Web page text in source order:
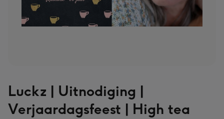
Luckz | Uitnodiging |
Verjaardagsfeest | High tea